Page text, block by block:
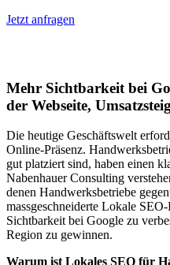
Jetzt anfragen
Mehr Sichtbarkeit bei
der Webseite,
Die heutige Geschäftswelt
Online-Präsenz.
gut platziert sind, haben einen
Nabenhauer Consulting
denen Handwerksbetriebe
massgeschneiderte Lokale
Sichtbarkeit bei Google zu
Region zu gewinnen.
Warum ist Lokales SEO für